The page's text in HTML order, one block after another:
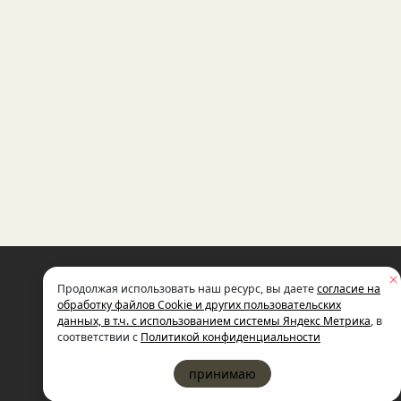
МЕЖДУНАРОДНЫЙ ФОНД
СОЦИАЛЬНО-ЭКОНОМИЧЕСКИХ
И ПОЛИТОЛОГИЧЕСКИХ
ИМЕНИ М.С. ГОРБАЧЕВА
Продолжая использовать наш ресурс, вы даетесогласие на
обработку файлов Cookie и других пользовательских
данных, в т.ч. с использованием системы Яндекс Метрика, в
соответствии с Политикой конфиденциальности
принимаю